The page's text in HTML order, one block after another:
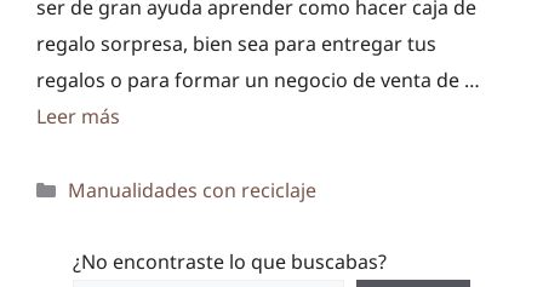
ser de gran ayuda aprender como hacer caja de
regalo sorpresa, bien sea para entregar tus
regalos o para formar un negocio de venta de …
Leer más
Categorías
Manualidades con reciclaje
¿No encontraste lo que buscabas?